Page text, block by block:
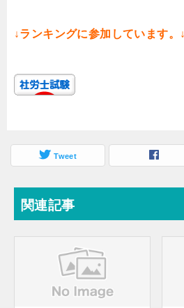
↓ランキングに参加しています。↓
Tweet
関連記事